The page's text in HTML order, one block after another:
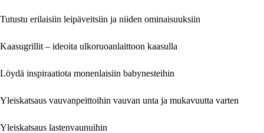
Tutustu erilaisiin leipäveitsiin ja niiden ominaisuuksiin
Kaasugrillit – ideoita ulkoruoanlaittoon kaasulla
Löydä inspiraatiota monenlaisiin babynesteihin
Yleiskatsaus vauvanpeittoihin vauvan unta ja mukavuutta varten
Yleiskatsaus lastenvaunuihin